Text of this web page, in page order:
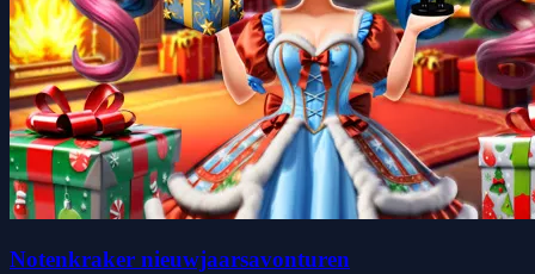
Notenkraker nieuwjaarsavonturen